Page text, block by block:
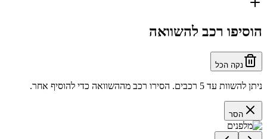
הוסיפו רכב להשוואה
נקה הכל
ניתן להשוות עד 5 רכבים. הסירו רכב מההשוואה כדי להוסיף אחר.
הסר